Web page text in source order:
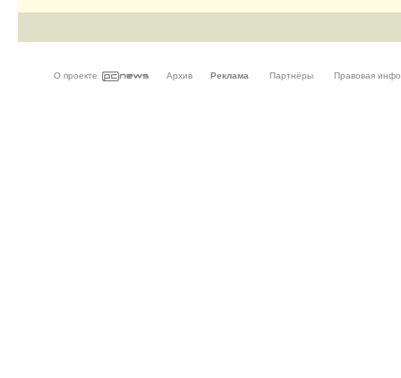
О проекте Архив Реклама Партнёры Правовая